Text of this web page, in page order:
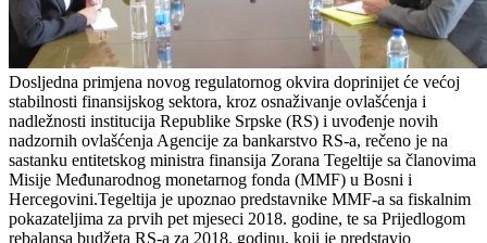
Dosljedna primjena novog regulatornog okvira doprinijet će većoj
stabilnosti finansijskog sektora, kroz osnaživanje ovlašćenja i
nadležnosti institucija Republike Srpske (RS) i uvođenje novih
nadzornih ovlašćenja Agencije za bankarstvo RS-a, rečeno je na
sastanku entitetskog ministra finansija Zorana Tegeltije sa članovima
Misije Međunarodnog monetarnog fonda (MMF) u Bosni i
Hercegovini.Tegeltija je upoznao predstavnike MMF-a sa fiskalnim
pokazateljima za prvih pet mjeseci 2018. godine, te sa Prijedlogom
rebalansa budžeta RS-a za 2018. godinu, koji je predstavio